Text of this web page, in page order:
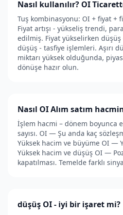
Nasıl kullanılır? OI
Tuş kombinasyonu: OI + fiyat +
Fiyat artışı - yükseliş trendi,
edilmiş. Fiyat yükselirken düşüş
düşüş - tasfiye işlemleri. Aşırı
miktarı yüksek olduğunda,
dönüşe hazır olun.
Nasıl OI Alım satım
İşlem hacmi – dönem boyunca
sayısı. OI — Şu anda kaç
Yüksek hacim ve büyüme OI —
Yüksek hacim ve düşüş OI —
kapatılması. Temelde farklı
düşüş OI - iyi bir işaret mi?